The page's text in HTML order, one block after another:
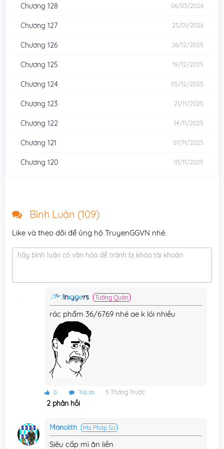
Chương 128 06/03/2026
Chương 127 23/01/2026
Chương 126 26/12/2025
Chương 125 19/12/2025
Chương 124 05/12/2025
Chương 123 21/11/2025
Chương 122 14/11/2025
Chương 121 07/11/2025
Chương 120 01/11/2025
Chương 117
Chương 115 12/09/2025
Chương 113
Chương 112 22/08/2025
Chương 111
Chương 110
Chương 109
Chương 108
Chương 106 04/05/2025
Bình Luận (109)
Like và theo dõi để ủng hộ TruyenGGVN nhé.
hãy bình luận có văn hóa để tránh bị khóa tài khoản
killallniggers Tướng Quân
rác phẩm 36/6769 nhé ae k lói nhiều
0 Trả lời 5 Tháng Trước
2 phản hồi
Monolith Ma Pháp Sư
Siêu cấp mì ăn liền